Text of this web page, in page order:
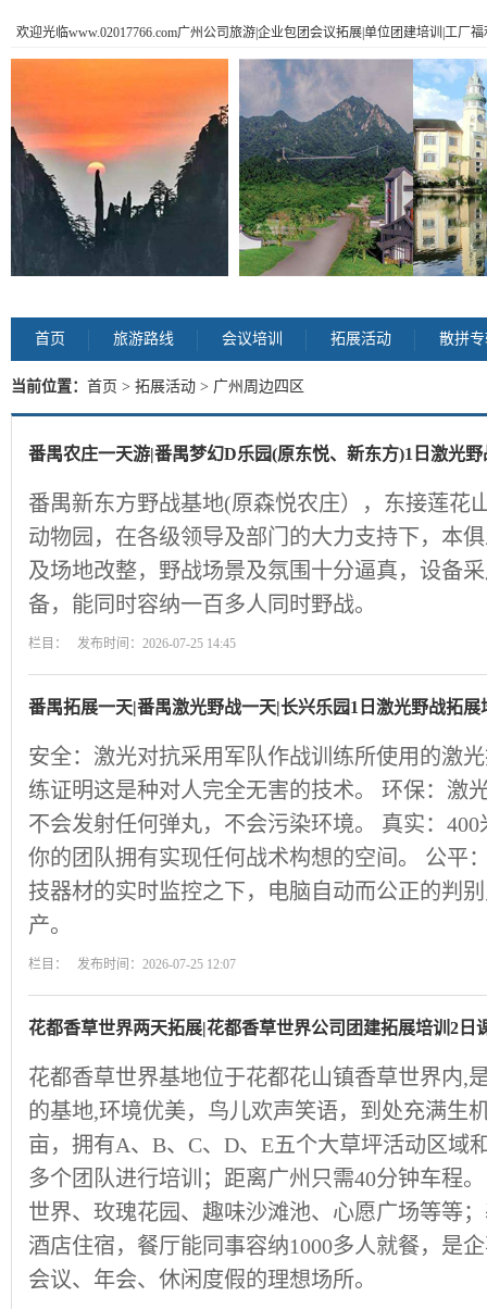
欢迎光临www.02017766.com广州公司旅游|企业包团会议拓展|单位团建培训|工厂
首页 旅游路线 会议培训 拓展活动 散拼
当前位置： 首页 > 拓展活动 > 广州周边四区
番禺农庄一天游|番禺梦幻D乐园(原东悦、新东方)1日激光野
番禺新东方野战基地(原森悦农庄），东接莲花
动物园，在各级领导及部门的大力支持下，本
及场地改整，野战场景及氛围十分逼真，设备
备，能同时容纳一百多人同时野战。
栏目： 发布时间：2026-07-25 14:45
番禺拓展一天|番禺激光野战一天|长兴乐园1日激光野战拓展
安全：激光对抗采用军队作战训练所使用的激
练证明这是种对人完全无害的技术。 环保：激
不会发射任何弹丸，不会污染环境。 真实：
你的团队拥有实现任何战术构想的空间。 公平
技器材的实时监控之下，电脑自动而公正的判
产。
栏目： 发布时间：2026-07-25 12:07
花都香草世界两天拓展|花都香草世界公司团建拓展培训2日
花都香草世界基地位于花都花山镇香草世界内,
的基地,环境优美，鸟儿欢声笑语，到处充满生
亩，拥有A、B、C、D、E五个大草坪活动区域
多个团队进行培训；距离广州只需40分钟车程
世界、玫瑰花园、趣味沙滩池、心愿广场等等
酒店住宿，餐厅能同事容纳1000多人就餐，是
会议、年会、休闲度假的理想场所。